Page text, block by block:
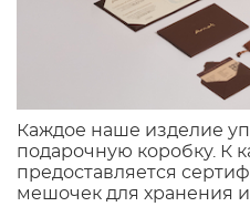
Каждое наше изделие
подарочную коробку. К
предоставляется
мешочек для хранения